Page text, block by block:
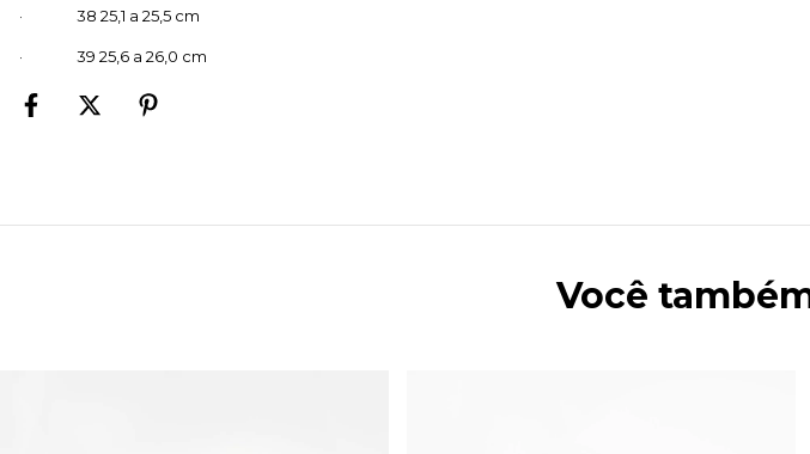
· 38 25,1 a 25,5 cm
· 39 25,6 a 26,0 cm
Você